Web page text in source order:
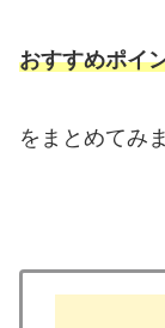
おすすめポイ
をまとめてみ